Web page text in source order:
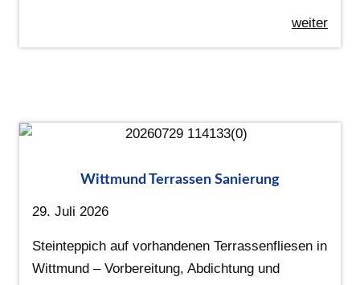
weiter
Wittmund Terrassen Sanierung
29. Juli 2026
Steinteppich auf vorhandenen Terrassenfliesen in
Wittmund – Vorbereitung, Abdichtung und